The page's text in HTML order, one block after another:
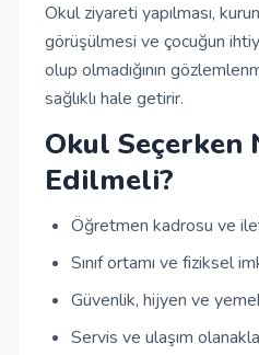
Okul ziyareti yapılması,
görüşülmesi ve çocuğun
olup olmadığının
sağlıklı hale getirir.
Okul Seçerken
Edilmeli?
Öğretmen kadrosu ve
Sınıf ortamı ve fiziksel
Güvenlik, hijyen ve
Servis ve ulaşım